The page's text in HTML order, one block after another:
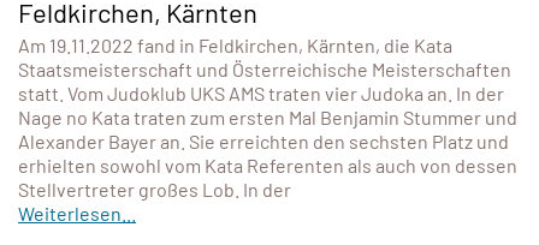
Feldkirchen, Kärnten
Am 19.11.2022 fand in Feldkirchen, Kärnten, die Kata
Staatsmeisterschaft und Österreichische Meisterschaften
statt. Vom Judoklub UKS AMS traten vier Judoka an. In der
Nage no Kata traten zum ersten Mal Benjamin Stummer und
Alexander Bayer an. Sie erreichten den sechsten Platz und
erhielten sowohl vom Kata Referenten als auch von dessen
Stellvertreter großes Lob. In der
Weiterlesen...